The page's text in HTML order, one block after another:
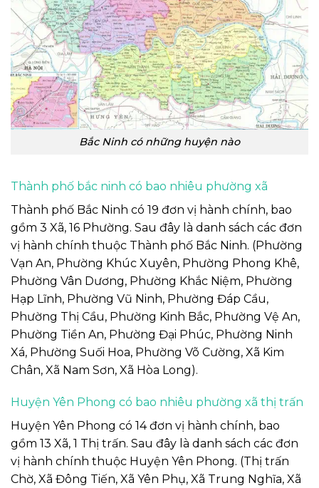
Bắc Ninh có những huyện nào
Thành phố bắc ninh có bao nhiêu phường xã
Thành phố Bắc Ninh có 19 đơn vị hành chính, bao
gồm 3 Xã, 16 Phường. Sau đây là danh sách các đơn
vị hành chính thuộc Thành phố Bắc Ninh. (Phường
Vạn An, Phường Khúc Xuyên, Phường Phong Khê,
Phường Vân Dương, Phường Khắc Niệm, Phường
Hạp Lĩnh, Phường Vũ Ninh, Phường Đáp Cầu,
Phường Thị Cầu, Phường Kinh Bắc, Phường Vệ An,
Phường Tiền An, Phường Đại Phúc, Phường Ninh
Xá, Phường Suối Hoa, Phường Võ Cường, Xã Kim
Chân, Xã Nam Sơn, Xã Hòa Long).
Huyện Yên Phong có bao nhiêu phường xã thị trấn
Huyện Yên Phong có 14 đơn vị hành chính, bao
gồm 13 Xã, 1 Thị trấn. Sau đây là danh sách các đơn
vị hành chính thuộc Huyện Yên Phong. (Thị trấn
Chờ, Xã Đông Tiến, Xã Yên Phụ, Xã Trung Nghĩa, Xã